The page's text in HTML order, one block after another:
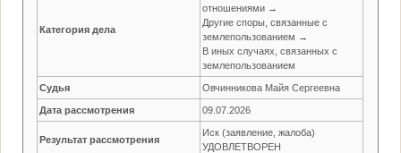
Категория дела
отношениями →
Другие споры, связанные с
землепользованием →
В иных случаях, связанных с
землепользованием
Судья Овчинникова Майя Сергеевна
Дата рассмотрения 09.07.2026
Результат рассмотрения
Иск (заявление, жалоба)
УДОВЛЕТВОРЕН